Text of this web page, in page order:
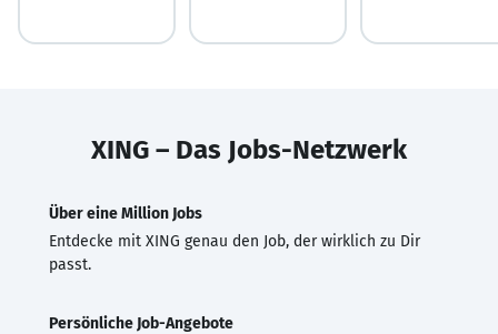
XING – Das Jobs-Netzwerk
Über eine Million Jobs
Entdecke mit XING genau den Job, der wirklich zu Dir
passt.
Persönliche Job-Angebote